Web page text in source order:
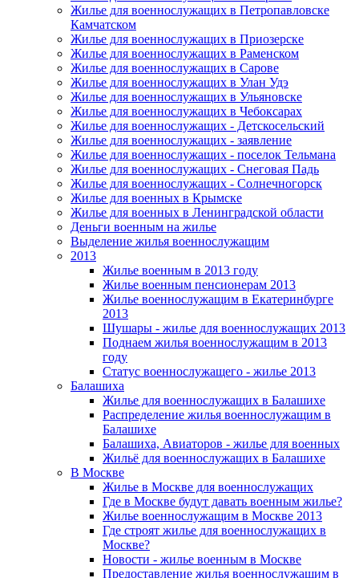
Жилье для военнослужащих в Петропавловске
Камчатском
Жилье для военнослужащих в Приозерске
Жилье для военнослужащих в Раменском
Жилье для военнослужащих в Сарове
Жилье для военнослужащих в Улан Удэ
Жилье для военнослужащих в Ульяновске
Жилье для военнослужащих в Чебоксарах
Жилье для военнослужащих - Детскосельский
Жилье для военнослужащих - заявление
Жилье для военнослужащих - поселок Тельмана
Жилье для военнослужащих - Снеговая Падь
Жилье для военнослужащих - Солнечногорск
Жилье для военных в Крымске
Жилье для военных в Ленинградской области
Деньги военным на жилье
Выделение жилья военнослужащим
2013
Жилье военным в 2013 году
Жилье военным пенсионерам 2013
Жилье военнослужащим в Екатеринбурге
2013
Шушары - жилье для военнослужащих 2013
Поднаем жилья военнослужащим в 2013
году
Статус военнослужащего - жилье 2013
Балашиха
Жилье для военнослужащих в Балашихе
Распределение жилья военнослужащим в
Балашихе
Балашиха, Авиаторов - жилье для военных
Жильё для военнослужащих в Балашихе
В Москве
Жилье в Москве для военнослужащих
Где в Москве будут давать военным жилье?
Жилье военнослужащим в Москве 2013
Где строят жилье для военнослужащих в
Москве?
Новости - жилье военным в Москве
Предоставление жилья военнослужащим в